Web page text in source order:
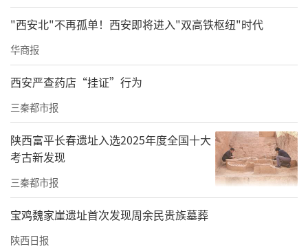
"西安北"不再孤单！西安即将进入"双高铁枢纽"时代
华商报
西安严查药店“挂证”行为
三秦都市报
陕西富平长春遗址入选2025年度全国十大
考古新发现
三秦都市报
宝鸡魏家崖遗址首次发现周余民贵族墓葬
陕西日报